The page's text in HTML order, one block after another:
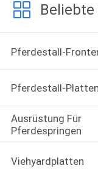
Pferdestall-
Pferdestall-Platten
Ausrüstung Für
Pferdespringen
Viehyardplatten